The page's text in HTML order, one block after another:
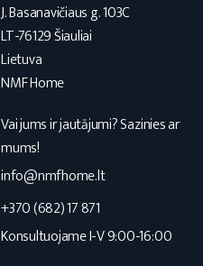
J. Basanavičiaus g. 103C
LT-76129 Šiauliai
Lietuva
NMF Home
Vai jums ir jautājumi? Sazinies ar
mums!
info@nmfhome.lt
+370 (682) 17 871
Konsultuojame I-V 9:00-16:00